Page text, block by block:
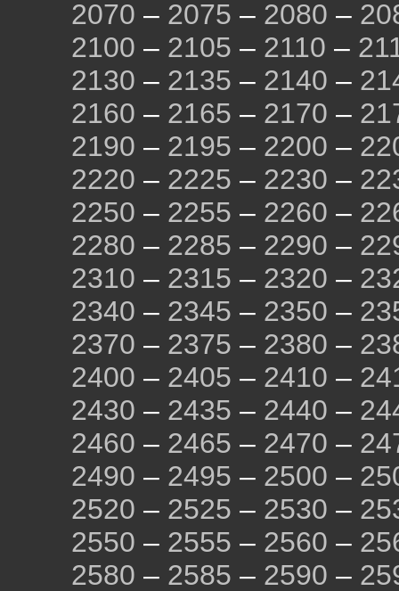
2070 – 2075 – 2080 –
2100 – 2105 – 2110 –
2130 – 2135 – 2140 –
2160 – 2165 – 2170 –
2190 – 2195 – 2200 –
2220 – 2225 – 2230 –
2250 – 2255 – 2260 –
2280 – 2285 – 2290 –
2310 – 2315 – 2320 –
2340 – 2345 – 2350 –
2370 – 2375 – 2380 –
2400 – 2405 – 2410 –
2430 – 2435 – 2440 –
2460 – 2465 – 2470 –
2490 – 2495 – 2500 –
2520 – 2525 – 2530 –
2550 – 2555 – 2560 –
2580 – 2585 – 2590 –